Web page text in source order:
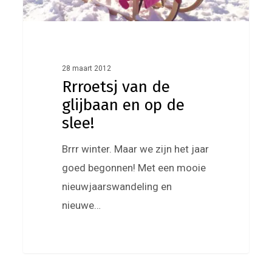
de
28 maart 2012
Rrroetsj van de
glijbaan en op de
slee!
Brrr winter. Maar we zijn het jaar
goed begonnen! Met een mooie
nieuwjaarswandeling en
nieuwe…